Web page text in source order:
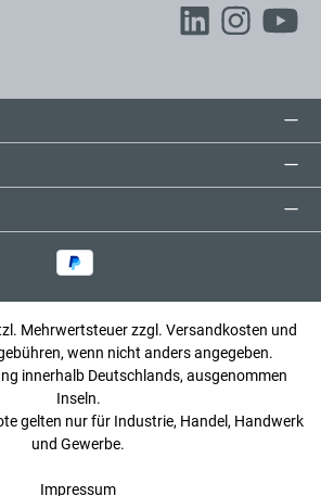
Mehrwertsteuer zzgl. Versandkosten und
wenn nicht anders angegeben.
innerhalb Deutschlands, ausgenommen
Inseln.
gelten nur für Industrie, Handel, Handwerk
und Gewerbe.
Impressum